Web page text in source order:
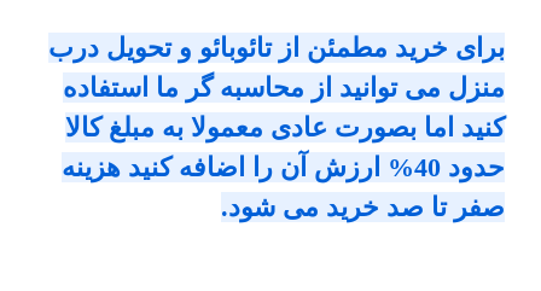
سرویس ها
سرویس ها
درباره ما
برای خرید مطمئن از تائوبائو و تحویل درب
منزل می توانید از محاسبه گر ما استفاده
کنید اما بصورت عادی معمولا به مبلغ کالا
حدود 40% ارزش آن را اضافه کنید هزینه
صفر تا صد خرید می شود.